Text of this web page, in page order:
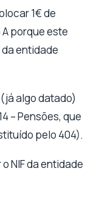
1€ de
porque este
da entidade
algo datado)
– Pensões, que
pelo 404).
NIF da entidade